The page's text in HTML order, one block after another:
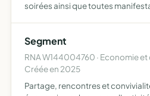
soirées ainsi que toutes
Segment
RNA W144004760 · Economie
Créée en 2025
Partage, rencontres et